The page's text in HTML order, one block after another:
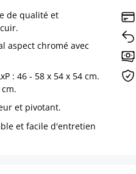
de qualité et
aspect chromé avec
: 46 - 58 x 54 x 54 cm.
et pivotant.
et facile d'entretien